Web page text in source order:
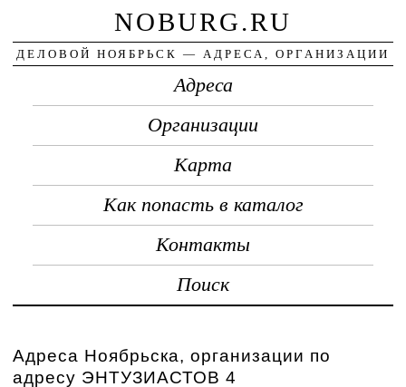
NOBURG.RU
ДЕЛОВОЙ НОЯБРЬСК — АДРЕСА, ОРГАНИЗАЦИИ
Адреса
Организации
Карта
Как попасть в каталог
Контакты
Поиск
Адреса Ноябрьска, организации по
адресу ЭНТУЗИАСТОВ 4